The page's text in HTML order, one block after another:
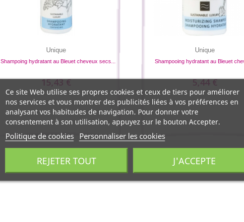
Unique
Shampoing hydratant au Bleuet cheveux secs...
15,43 €
Unique
Shampooing hydratant au Bleuet
5,44 €
Ce site Web utilise ses propres cookies et ceux de tiers pour améliorer
nos services et vous montrer des publicités liées à vos préférences en
analysant vos habitudes de navigation. Pour donner votre
consentement à son utilisation, appuyez sur le bouton Accepter.
Politique de cookies Personnaliser les cookies
REJETER TOUT J'ACCEPTE